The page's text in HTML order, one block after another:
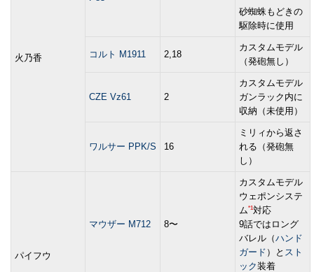
火乃香
砂蜘蛛もどきの
駆除時に使用
コルト M1911 2,18
カスタムモデル
（発砲無し）
CZE Vz61 2
カスタムモデル
ガンラック内に
収納（未使用）
ワルサー PPK/S 16
ミリィから返さ
れる（発砲無
し）
パイフウ
マウザー M712 8〜
カスタムモデル
ウェポンシステ
ム*1 対応
9話ではロング
バレル（ハンド
ガード ）と スト
ック装着